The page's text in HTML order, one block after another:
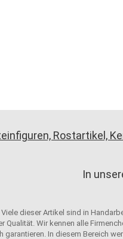
Rostartikel,
In
dieser Artikel sind in
Qualität. Wir kennen alle
In diesem Bereich